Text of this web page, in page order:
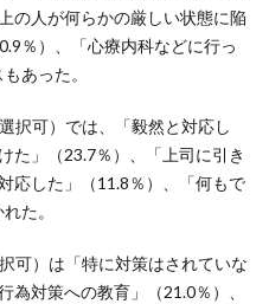
の人が何らかの厳しい状態に陥
％）、「心療内科などに行っ
あった。
択可）では、「毅然と対応し
た」（23.7％）、「上司に引き
応した」（11.8％）、「何もで
た。
可）は「特に対策はされていな
為対策への教育」（21.0％）、